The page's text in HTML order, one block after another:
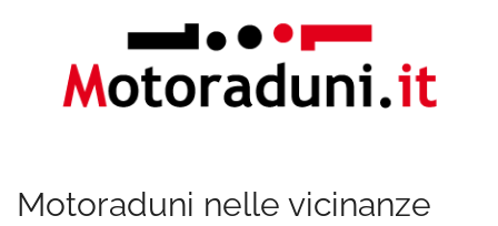
Motoraduni nelle vicinanze